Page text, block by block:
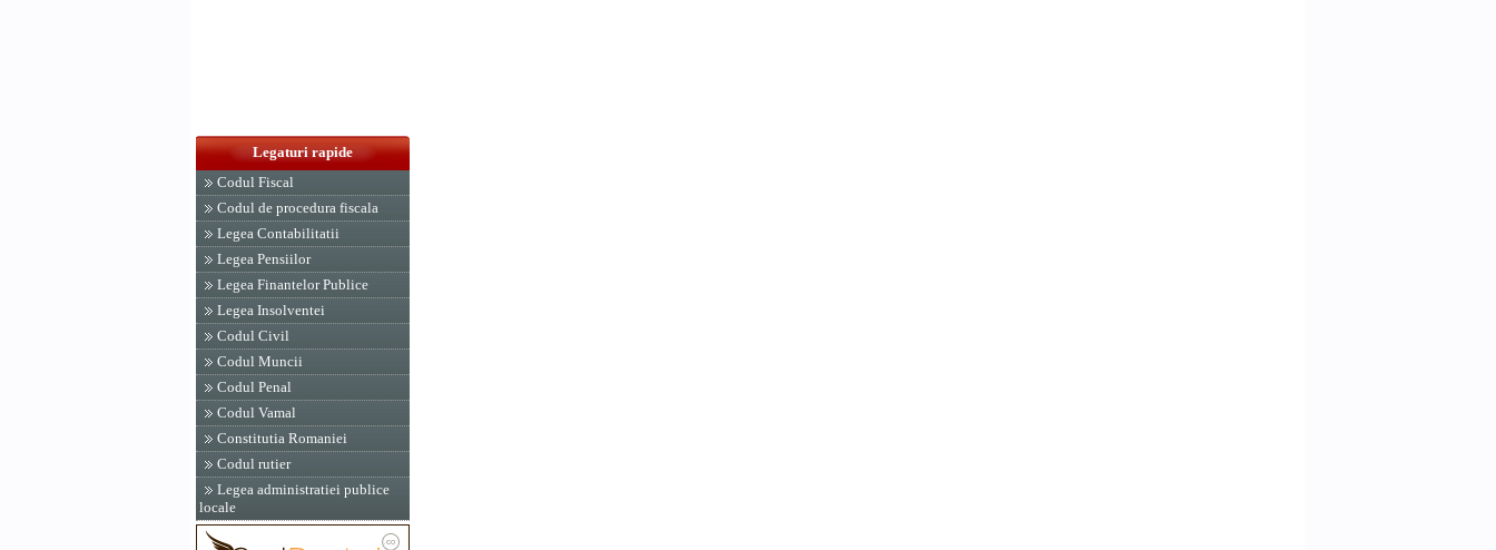
Legaturi rapide
Codul Fiscal
Codul de procedura fiscala
Legea Contabilitatii
Legea Pensiilor
Legea Finantelor Publice
Legea Insolventei
Codul Civil
Codul Muncii
Codul Penal
Codul Vamal
Constitutia Romaniei
Codul rutier
Legea administratiei publice
locale